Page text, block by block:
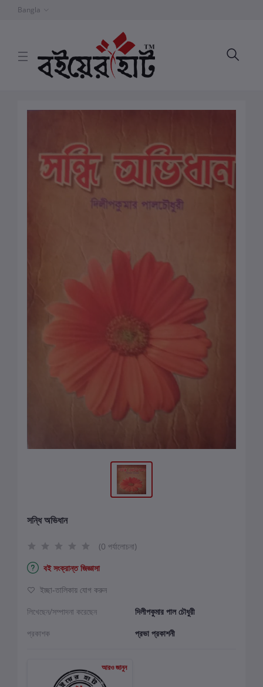
Bangla
সন্ধি অভিধান
(0 পর্যালোচনা)
বই সংক্রান্ত জিজ্ঞাসা
ইচ্ছা-তালিকায় যোগ করুন
লিখেছেন/সম্পাদনা করেছেন
দিলীপকুমার পাল চৌধুরী
প্রকাশক
প্রভা প্রকাশনী
আরও জানুন